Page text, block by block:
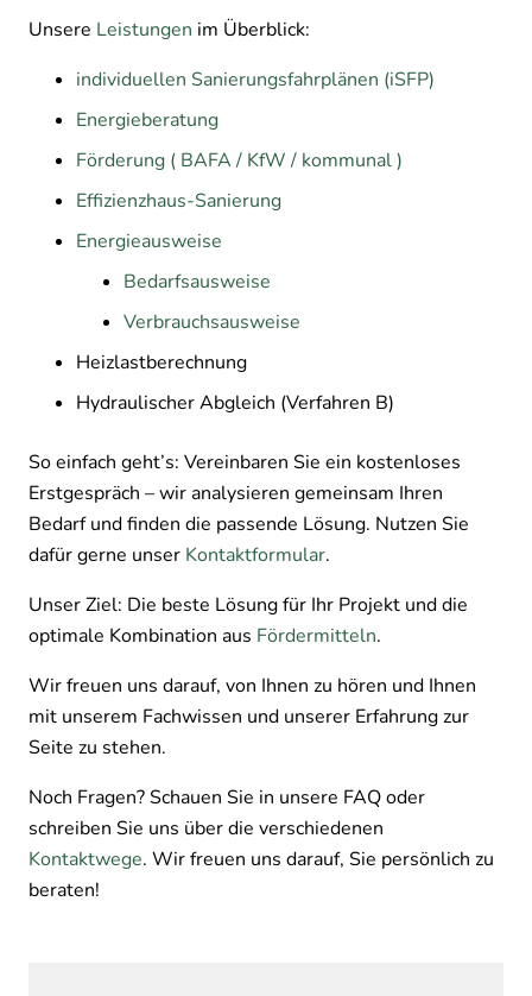
Unsere Leistungen im Überblick:
individuellen Sanierungsfahrplänen (iSFP)
Energieberatung
Förderung ( BAFA / KfW / kommunal )
Effizienzhaus-Sanierung
Energieausweise
Bedarfsausweise
Verbrauchsausweise
Heizlastberechnung
Hydraulischer Abgleich (Verfahren B)
So einfach geht’s: Vereinbaren Sie ein kostenloses
Erstgespräch – wir analysieren gemeinsam Ihren
Bedarf und finden die passende Lösung. Nutzen Sie
dafür gerne unser Kontaktformular.
Unser Ziel: Die beste Lösung für Ihr Projekt und die
optimale Kombination aus Fördermitteln.
Wir freuen uns darauf, von Ihnen zu hören und Ihnen
mit unserem Fachwissen und unserer Erfahrung zur
Seite zu stehen.
Noch Fragen? Schauen Sie in unsere FAQ oder
schreiben Sie uns über die verschiedenen
Kontaktwege. Wir freuen uns darauf, Sie persönlich zu
beraten!